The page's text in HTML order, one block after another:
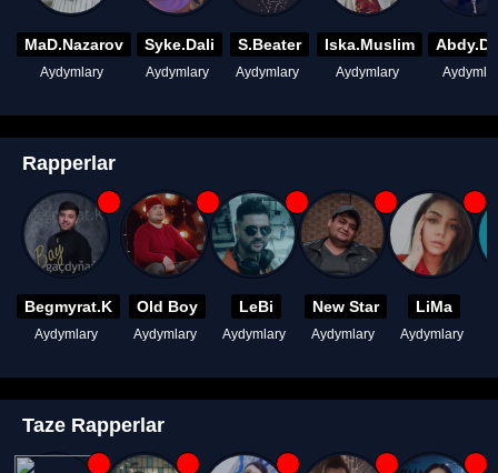
MaD.Nazarov
Aydymlary
Syke.Dali
Aydymlary
S.Beater
Aydymlary
Iska.Muslim
Aydymlary
Rapperlar
Begmyrat.K
Aydymlary
Old Boy
Aydymlary
LeBi
Aydymlary
New Star
Aydymlary
LiMa
Aydymlary
Taze Rapperlar